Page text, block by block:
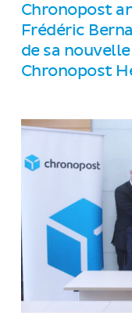
Chronopost
Frédéric
de sa
Chronopost